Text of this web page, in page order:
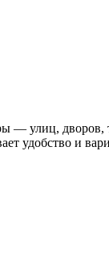
— улиц,
удобство и